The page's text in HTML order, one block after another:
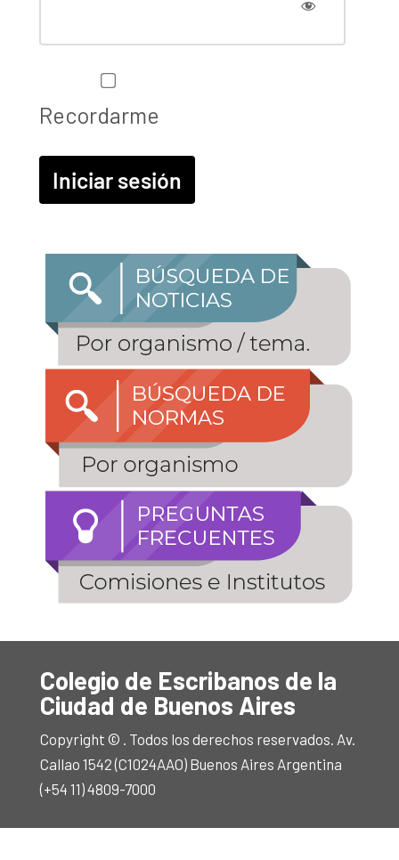
Recordarme
Colegio de Escribanos de la
Ciudad de Buenos Aires
Copyright © . Todos los derechos reservados. Av.
Callao 1542 (C1024AAO) Buenos Aires Argentina
(+54 11) 4809-7000